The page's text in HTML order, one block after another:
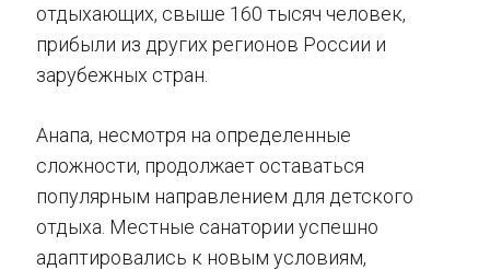
отдыхающих, свыше 160 тысяч человек,
прибыли из других регионов России и
зарубежных стран.
Анапа, несмотря на определенные
сложности, продолжает оставаться
популярным направлением для детского
отдыха. Местные санатории успешно
адаптировались к новым условиям,